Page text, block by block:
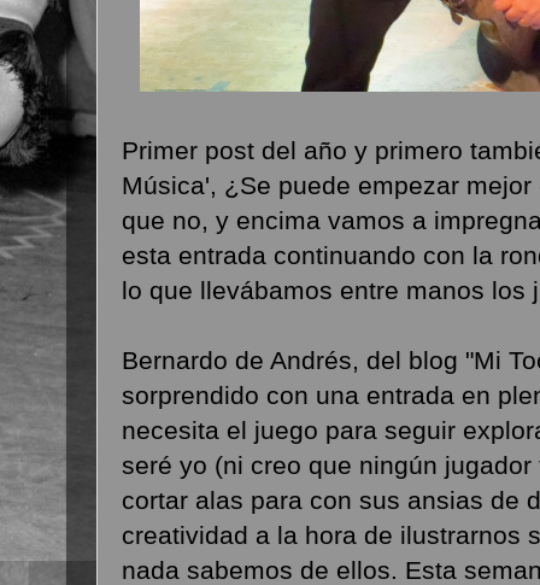
Primer post del año y primero
Música', ¿Se puede empezar
que no, y encima vamos a
esta entrada continuando con la
lo que llevábamos entre manos los
Bernardo de Andrés, del blog "Mi
sorprendido con una entrada en
necesita el juego para seguir
seré yo (ni creo que ningún
cortar alas para con sus ansias de
creatividad a la hora de ilustrarnos
nada sabemos de ellos. Esta